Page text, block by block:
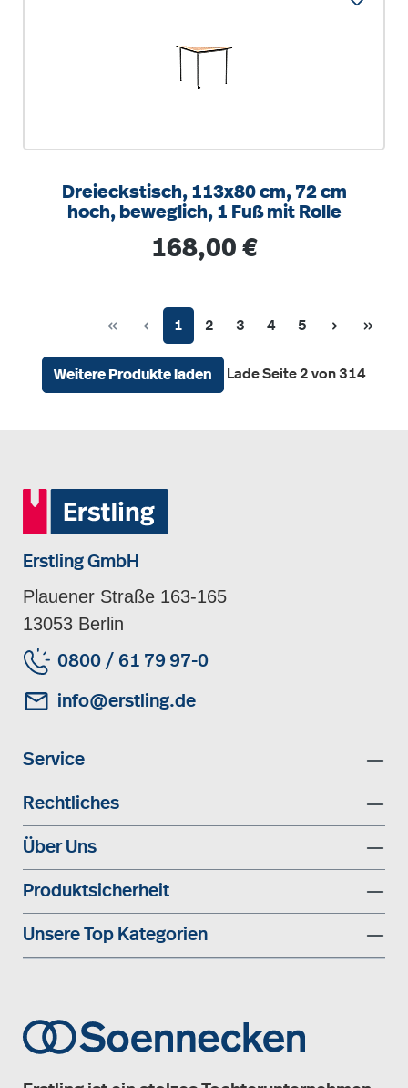
Dreieckstisch, 113x80 cm, 72 cm
hoch, beweglich, 1 Fuß mit Rolle
Regulärer Preis:
168,00 €
Seite
1 Seite
2 Seite
3 Seite
4 Seite
5
Weitere Produkte laden Lade Seite 2 von 314
Erstling GmbH
Plauener Straße 163-165
13053 Berlin
0800 / 61 79 97-0
info@erstling.de
Service
Rechtliches
Über Uns
Produktsicherheit
Unsere Top Kategorien